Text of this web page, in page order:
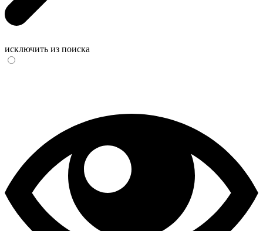
исключить из поиска